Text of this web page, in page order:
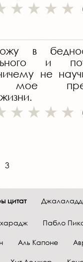
в
и
не
мое
3
цитат
Пабло
Аль Капоне